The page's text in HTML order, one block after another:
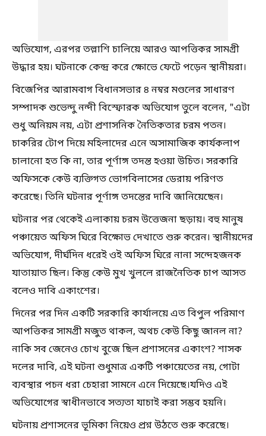
অভিযোগ, এরপর তল্লাশি চালিয়ে আরও আপত্তিকর সামগ্রী
উদ্ধার হয়। ঘটনাকে কেন্দ্র করে ক্ষোভে ফেটে পড়েন স্থানীয়রা।
বিজেপির আরামবাগ বিধানসভার ৪ নম্বর মণ্ডলের সাধারণ
সম্পাদক শুভেন্দু নন্দী বিস্ফোরক অভিযোগ তুলে বলেন, "এটা
শুধু অনিয়ম নয়, এটা প্রশাসনিক নৈতিকতার চরম পতন।
চাকরির টোপ দিয়ে মহিলাদের এনে অসামাজিক কার্যকলাপ
চালানো হত কি না, তার পূর্ণাঙ্গ তদন্ত হওয়া উচিত। সরকারি
অফিসকে কেউ ব্যক্তিগত ভোগবিলাসের ডেরায় পরিণত
করেছে। তিনি ঘটনার পূর্ণাঙ্গ তদন্তের দাবি জানিয়েছেন।
ঘটনার পর থেকেই এলাকায় চরম উত্তেজনা ছড়ায়। বহু মানুষ
পঞ্চায়েত অফিস ঘিরে বিক্ষোভ দেখাতে শুরু করেন। স্থানীয়দের
অভিযোগ, দীর্ঘদিন ধরেই ওই অফিস ঘিরে নানা সন্দেহজনক
যাতায়াত ছিল। কিন্তু কেউ মুখ খুললে রাজনৈতিক চাপ আসত
বলেও দাবি একাংশের।
দিনের পর দিন একটি সরকারি কার্যালয়ে এত বিপুল পরিমাণ
আপত্তিকর সামগ্রী মজুত থাকল, অথচ কেউ কিছু জানল না?
নাকি সব জেনেও চোখ বুজে ছিল প্রশাসনের একাংশ? শাসক
দলের দাবি, এই ঘটনা শুধুমাত্র একটি পঞ্চায়েতের নয়, গোটা
ব্যবস্থার পচন ধরা চেহারা সামনে এনে দিয়েছে।যদিও এই
অভিযোগের স্বাধীনভাবে সত্যতা যাচাই করা সম্ভব হয়নি।
ঘটনায় প্রশাসনের ভূমিকা নিয়েও প্রশ্ন উঠতে শুরু করেছে।